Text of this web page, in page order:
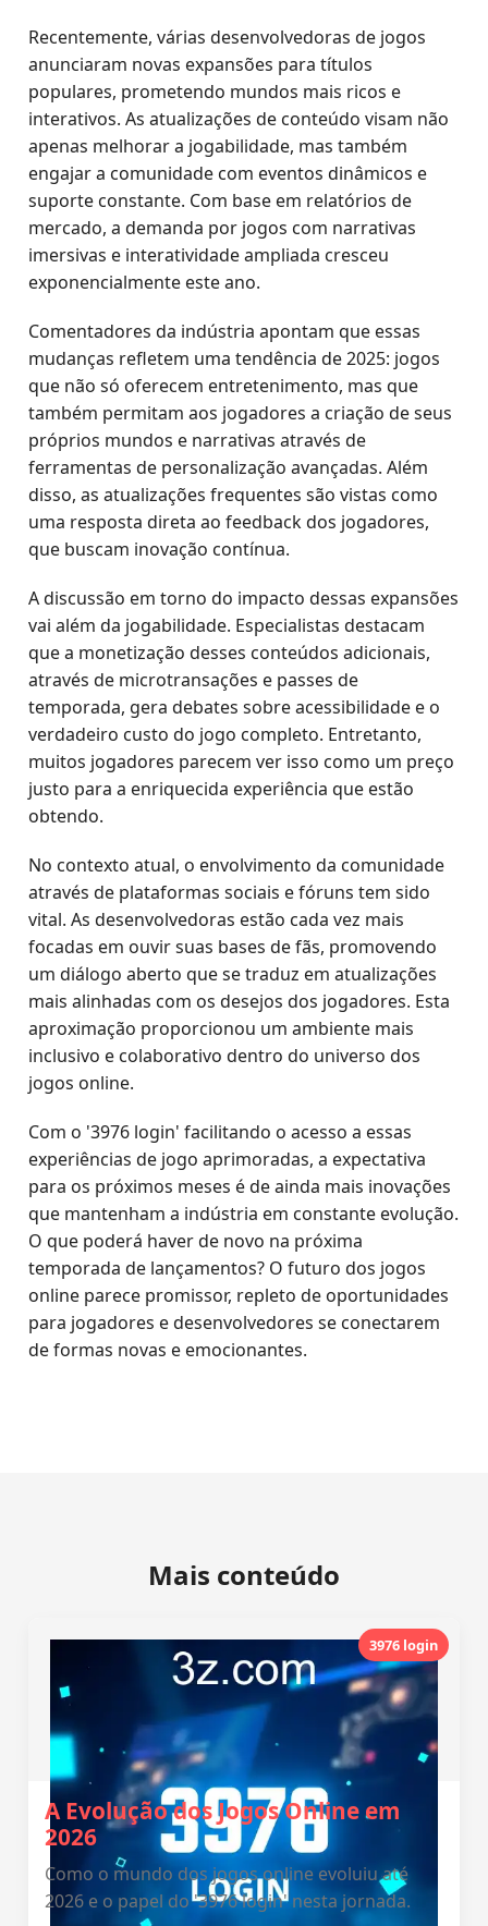
Recentemente, várias desenvolvedoras de jogos
anunciaram novas expansões para títulos
populares, prometendo mundos mais ricos e
interativos. As atualizações de conteúdo visam não
apenas melhorar a jogabilidade, mas também
engajar a comunidade com eventos dinâmicos e
suporte constante. Com base em relatórios de
mercado, a demanda por jogos com narrativas
imersivas e interatividade ampliada cresceu
exponencialmente este ano.
Comentadores da indústria apontam que essas
mudanças refletem uma tendência de 2025: jogos
que não só oferecem entretenimento, mas que
também permitam aos jogadores a criação de seus
próprios mundos e narrativas através de
ferramentas de personalização avançadas. Além
disso, as atualizações frequentes são vistas como
uma resposta direta ao feedback dos jogadores,
que buscam inovação contínua.
A discussão em torno do impacto dessas expansões
vai além da jogabilidade. Especialistas destacam
que a monetização desses conteúdos adicionais,
através de microtransações e passes de
temporada, gera debates sobre acessibilidade e o
verdadeiro custo do jogo completo. Entretanto,
muitos jogadores parecem ver isso como um preço
justo para a enriquecida experiência que estão
obtendo.
No contexto atual, o envolvimento da comunidade
através de plataformas sociais e fóruns tem sido
vital. As desenvolvedoras estão cada vez mais
focadas em ouvir suas bases de fãs, promovendo
um diálogo aberto que se traduz em atualizações
mais alinhadas com os desejos dos jogadores. Esta
aproximação proporcionou um ambiente mais
inclusivo e colaborativo dentro do universo dos
jogos online.
Com o '3976 login' facilitando o acesso a essas
experiências de jogo aprimoradas, a expectativa
para os próximos meses é de ainda mais inovações
que mantenham a indústria em constante evolução.
O que poderá haver de novo na próxima
temporada de lançamentos? O futuro dos jogos
online parece promissor, repleto de oportunidades
para jogadores e desenvolvedores se conectarem
de formas novas e emocionantes.
Mais conteúdo
3976 login
A Evolução dos Jogos Online em
2026
Como o mundo dos jogos online evoluiu até
2026 e o papel do '3976 login' nesta jornada.